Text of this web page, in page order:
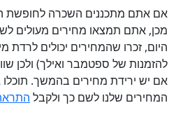
אם אתם מתכננים השכרה לחופשת
מכן, אתם תמצאו מחירים מעולים
היום, זכרו שהמחירים יכולים לרדת
להזמנות של ספטמבר ואילך) ולכן
אם יש ירידת מחירים בהמשך.
המחירים שלנו לשם כך ולקבל